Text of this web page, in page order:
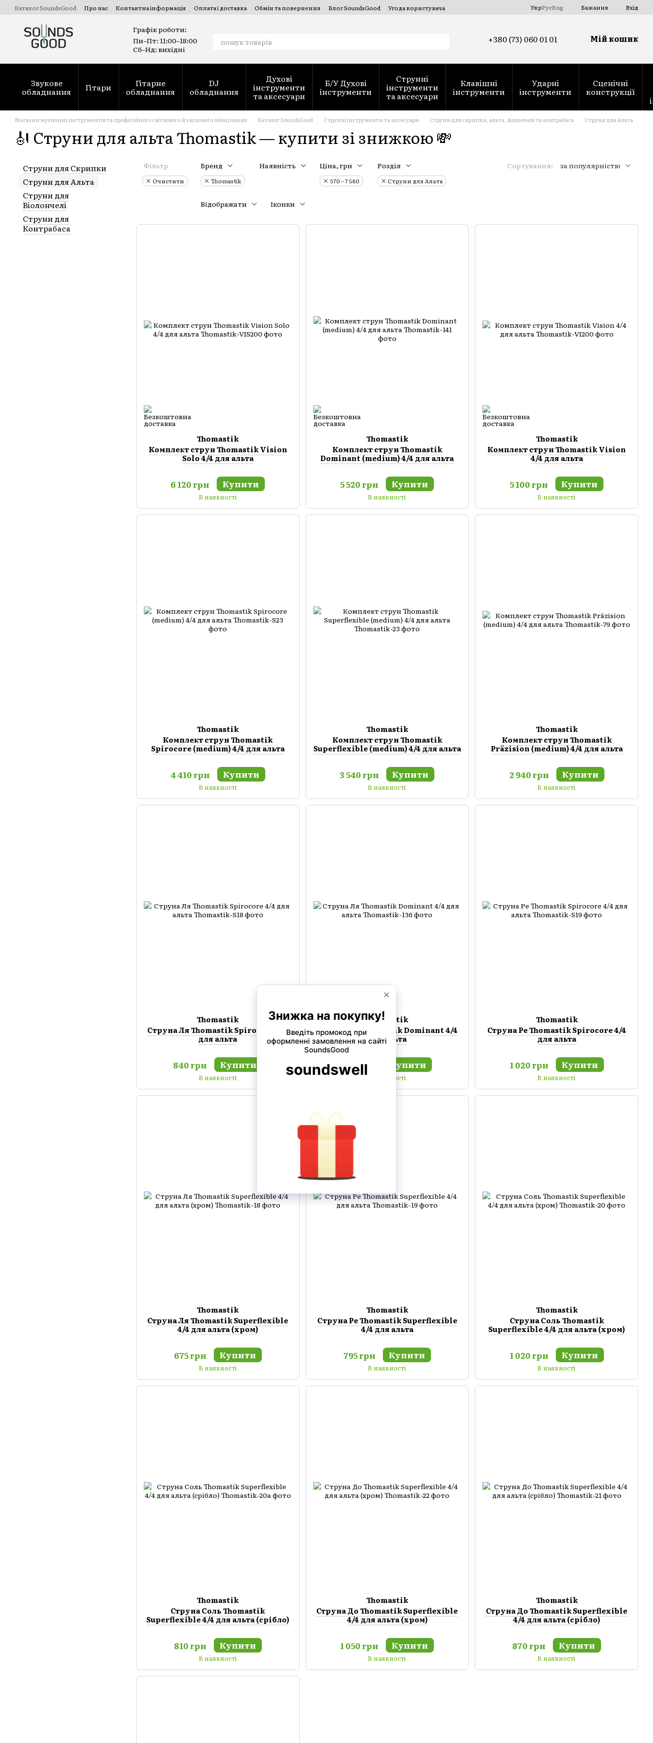
Перейти до основного вмісту
Каталог SoundsGood Про нас Контактна інформація Оплата і доставка Обмін та повернення Блог SoundsGood
Угода користувача
УкрРусEng Бажання Вхід
Графік роботи:
Пн–Пт: 11:00–18:00
Сб–Нд: вихідні
+380 (73) 060 01 01 Мій кошик
Звукове
обладнання Гітари Гітарне
обладнання
DJ
обладнання
Духові
інструменти
та аксесуари
Б/У Духові
інструменти
Струнні
інструменти
та аксесуари
Клавішні
інструменти
Ударні
інструменти
Сценічні
конструкції
Магазин музичних інструментів та професійного світлового й звукового обладнання Каталог SoundsGood Струнні інструменти та аксесуари Струни для скрипки, альта, віолончелі та контрабаса Струни для Альта
🎻 Струни для альта Thomastik — купити зі знижкою 💸
Фільтр
Очистити
Бренд
Thomastik
Наявність Ціна, грн
570 – 7 560
Розділ
Струни для Альта
Відображати Іконки
Сортування: за популярністю
Thomastik
Комплект струн Thomastik Vision
Solo 4/4 для альта
6 120 грн Купити
В наявності
Thomastik
Комплект струн Thomastik
Dominant (medium) 4/4 для альта
5 520 грн Купити
В наявності
Thomastik
Комплект струн Thomastik Vision
4/4 для альта
5 100 грн Купити
В наявності
Thomastik
Комплект струн Thomastik
Spirocore (medium) 4/4 для альта
4 410 грн Купити
В наявності
Thomastik
Комплект струн Thomastik
Superflexible (medium) 4/4 для альта
3 540 грн Купити
В наявності
Thomastik
Комплект струн Thomastik
Präzision (medium) 4/4 для альта
2 940 грн Купити
В наявності
Thomastik
Cтруна Ля Thomastik Spirocore 4/4
для альта
840 грн Купити
В наявності
Thomastik
Cтруна Ля Thomastik Dominant 4/4
для альта
840 грн Купити
В наявності
Thomastik
Струна Ре Thomastik Spirocore 4/4
для альта
1 020 грн Купити
В наявності
Thomastik
Струна Ля Thomastik Superflexible
4/4 для альта (хром)
675 грн Купити
В наявності
Thomastik
Cтруна Ре Thomastik Superflexible
4/4 для альта
795 грн Купити
В наявності
Thomastik
Струна Соль Thomastik
Superflexible 4/4 для альта (хром)
1 020 грн Купити
В наявності
Thomastik
Струна Соль Thomastik
Superflexible 4/4 для альта (срібло)
810 грн Купити
В наявності
Thomastik
Струна До Thomastik Superflexible
4/4 для альта (хром)
1 050 грн Купити
В наявності
Thomastik
Струна До Thomastik Superflexible
4/4 для альта (срібло)
870 грн Купити
В наявності
Струни для Скрипки
Струни для Альта
Струни для
Віолончелі
Струни для
Контрабаса